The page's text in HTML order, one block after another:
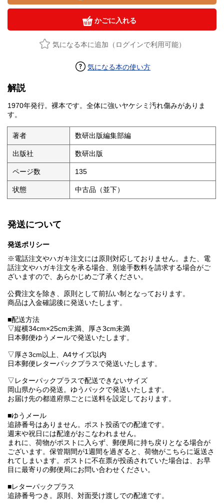
かごに入れる
気になる本に追加（ログインで利用可能）
気になる本の使い方
解説
1970年発行。裸本です。全体に強いヤケシミ汚れ傷みがありま
す。
著者 数研出版編集部編
出版社 数研出版
ページ数 135
状態 中古品（並下）
発送について
発送ポリシー
※電話注文やハガキ注文には原則対応しておりません。また、電
話注文やハガキ注文を承る場合、別途手数料を請求する場合がご
ざいますので、あらかじめご了承ください。
公費注文を除き、原則として前払い制となっております。
商品は入金確認後に発送いたします。
■配送方法
▽縦横34cm×25cm未満、厚さ3cm未満
日本郵便ゆうメールで発送いたします。
▽厚さ3cm以上、A4サイズ以内
日本郵便レターパックプラスで発送いたします。
▽レターパックプラスで配送できないサイズ
岡山県からの発送。ゆうパックで発送いたします。
お届け先の都道府県ごとに送料を設定しております。
■ゆうメール
追跡番号はありません。ポスト投函での配達です。
週末や祝日には配達がおこなわれません。
まれに、荷物がポストに入らず、郵便局に持ち戻りとなる場合が
ございます。保管期間が1週間を過ぎると、荷物がこちらに返送さ
れてしまいます。ポストに不在票が投函されていた場合は、お早
目に最寄りの郵便局にお問い合わせください。
■レターパックプラス
追跡番号つき。原則、対面受け渡しでの配達です。